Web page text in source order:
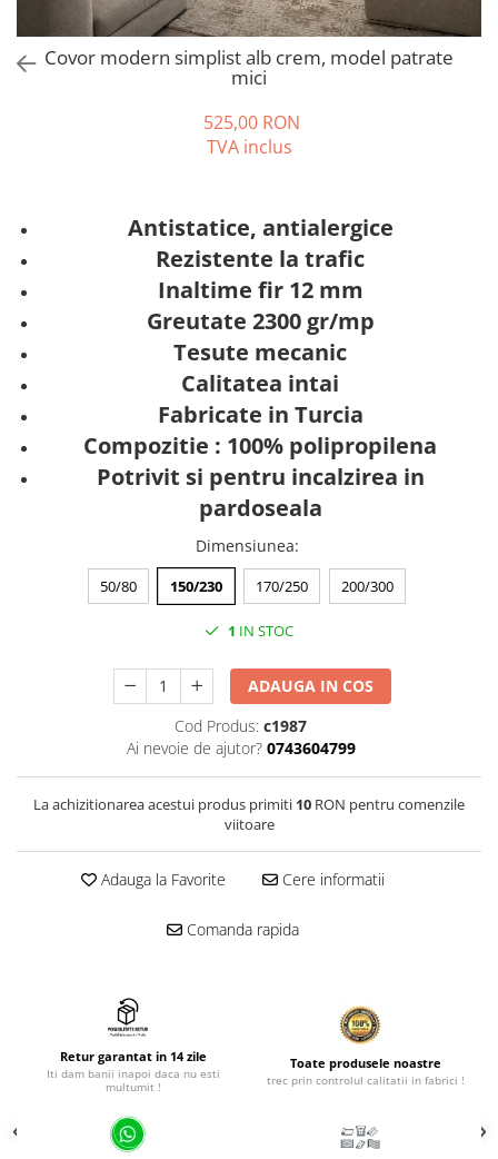
MILANO
DELUXE
TRUVA
Covoare 300/400
Covoare 200/250
Seturi pentru dormitor latime 80
COVOARE OVALE sau ROTUNDE
Covor modern simplist alb crem, model patrate
mici
525,00 RON
TVA inclus
Antistatice, antialergice
Rezistente la trafic
Inaltime fir 12 mm
Greutate 2300 gr/mp
Tesute mecanic
Calitatea intai
Fabricate in Turcia
Compozitie : 100% polipropilena
Potrivit si pentru incalzirea in
pardoseala
Dimensiunea:
50/80 150/230 170/250 200/300
1 IN STOC
ADAUGA IN COS
Cod Produs: c1987
Ai nevoie de ajutor? 0743604799
La achizitionarea acestui produs primiti 10 RON pentru comenzile
viitoare
Adauga la Favorite Cere informatii
Comanda rapida
Retur garantat in 14 zile
Iti dam banii inapoi daca nu esti
multumit !
Toate produsele noastre
trec prin controlul calitatii in fabrici !